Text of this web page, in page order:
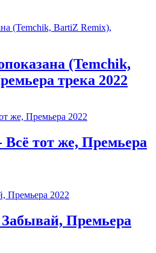
(Temchik,
трека 2022
тот же, Премьера
Премьера